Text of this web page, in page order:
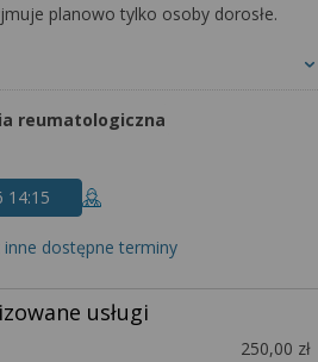
planowo tylko osoby dorosłe.
reumatologiczna
14:15
inne dostępne terminy
usługi
250,00 zł